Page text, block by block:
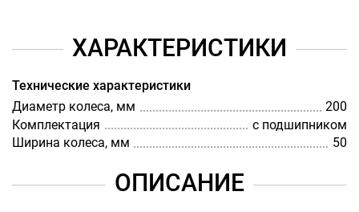
ХАРАКТЕРИСТИКИ
Технические характеристики
Диаметр колеса, мм
200
Комплектация
с подшипником
Ширина колеса, мм
50
ОПИСАНИЕ